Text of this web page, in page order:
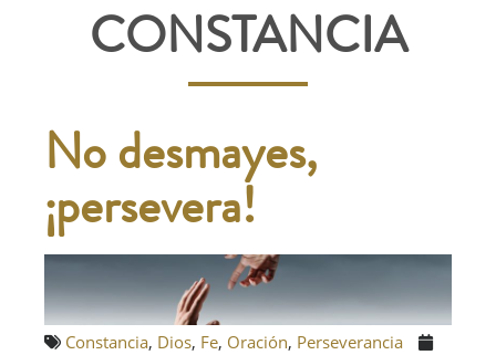
CONSTANCIA
No desmayes,
¡persevera!
Constancia, Dios, Fe, Oración, Perseverancia